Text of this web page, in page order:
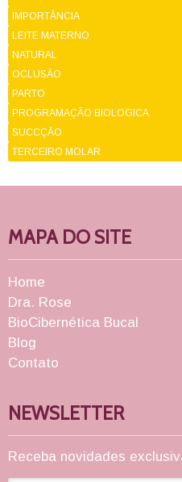
IMPORTÂNCIA
LEITE MATERNO
NATURAL
OCLUSÃO
PARTO
PROGRAMAÇÃO BIOLOGICA
SUCCÇÃO
TERCEIRO MOLAR
MAPA DO SITE
Home
Dra. Rose
BioCibernética Bucal
Blog
Contato
NEWSLETTER
Receba novidades